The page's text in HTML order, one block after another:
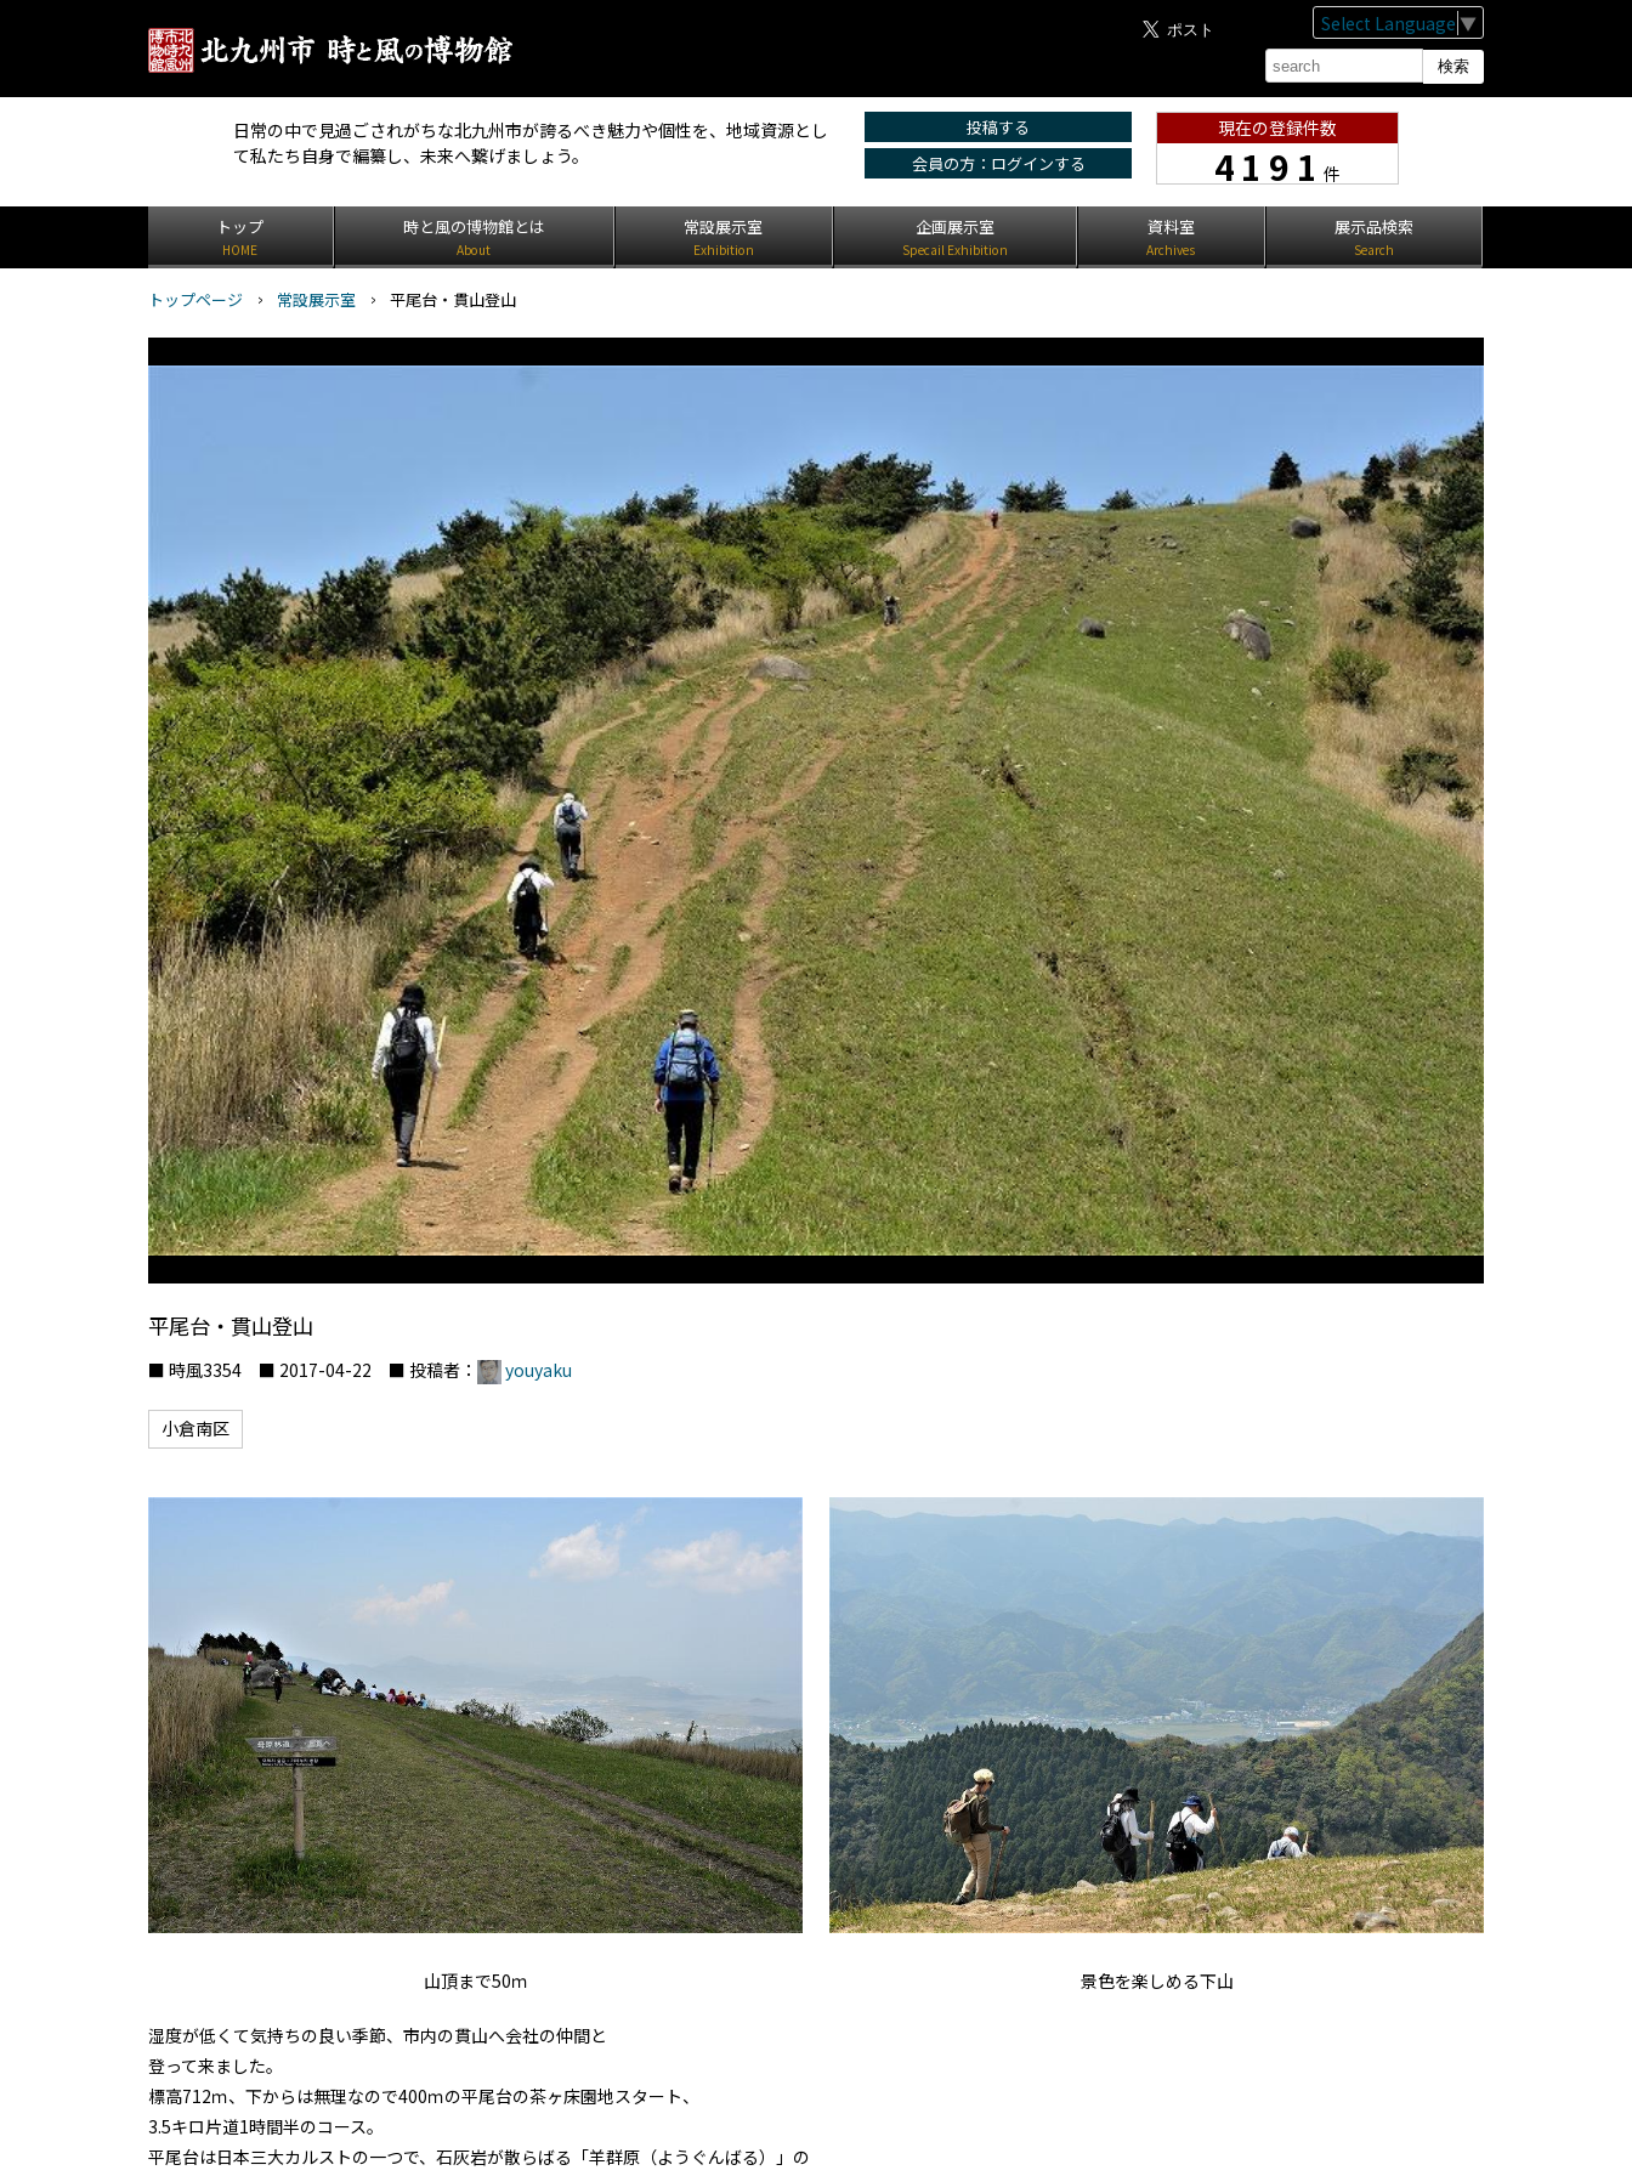
Select Language ▼
日常の中で見過ごされがちな北九州市が誇るべき魅力や個性を、地域資源とし
て私たち自身で編纂し、未来へ繋げましょう。
投稿する
会員の方：ログインする
現在の登録件数
4191件
トップ
HOME
時と風の博物館とは
About
常設展示室
Exhibition
企画展示室
Specail Exhibition
資料室
Archives
展示品検索
Search
トップページ 常設展示室 平尾台・貫山登山
平尾台・貫山登山
■ 時風3354 ■ 2017-04-22 ■ 投稿者： youyaku
小倉南区
山頂まで50ｍ 景色を楽しめる下山
湿度が低くて気持ちの良い季節、市内の貫山へ会社の仲間と
登って来ました。
標高712ｍ、下からは無理なので400ｍの平尾台の茶ヶ床園地スタート、
3.5キロ片道1時間半のコース。
平尾台は日本三大カルストの一つで、石灰岩が散らばる「羊群原（ようぐんばる）」の